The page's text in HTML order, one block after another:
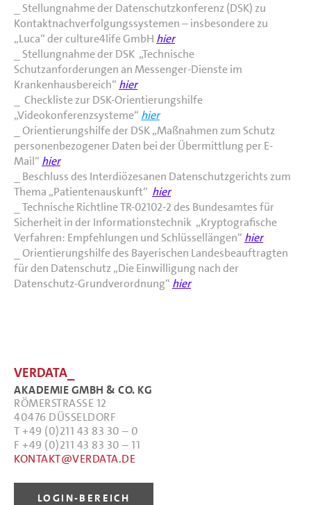
_ Stellungnahme der Datenschutzkonferenz (DSK) zu
Kontaktnachverfolgungssystemen – insbesondere zu
„Luca“ der culture4life GmbH hier
_ Stellungnahme der DSK „Technische
Schutzanforderungen an Messenger-Dienste im
Krankenhausbereich“ hier
_ Checkliste zur DSK-Orientierungshilfe
„Videokonferenzsysteme“ hier
_ Orientierungshilfe der DSK „Maßnahmen zum Schutz
personenbezogener Daten bei der Übermittlung per E-
Mail“ hier
_ Beschluss des Interdiözesanen Datenschutzgerichts zum
Thema „Patientenauskunft“ hier
_ Technische Richtline TR-02102-2 des Bundesamtes für
Sicherheit in der Informationstechnik „Kryptografische
Verfahren: Empfehlungen und Schlüssellängen“ hier
_ Orientierungshilfe des Bayerischen Landesbeauftragten
für den Datenschutz „Die Einwilligung nach der
Datenschutz-Grundverordnung“ hier
VERDATA_
AKADEMIE GMBH & CO. KG
RÖMERSTRASSE 12
40476 DÜSSELDORF
T +49 (0)211 43 83 30 – 0
F +49 (0)211 43 83 30 – 11
KONTAKT@VERDATA.DE
LOGIN-BEREICH